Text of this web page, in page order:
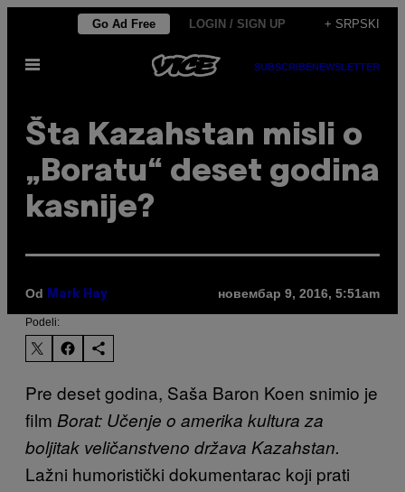
садржај
Go Ad Free LOGIN / SIGN UP + SRPSKI
Otvori
SUBSCRIBENEWSLETTER
​Šta Kazahstan misli o
„Boratu“ deset godina
kasnije?
Od Mark Hay новембар 9, 2016, 5:51am
Podeli:
Pre deset godina, Saša Baron Koen snimio je
film Borat: Učenje o amerika kultura za
boljitak veličanstveno država Kazahstan.
Lažni humoristički dokumentarac koji prati